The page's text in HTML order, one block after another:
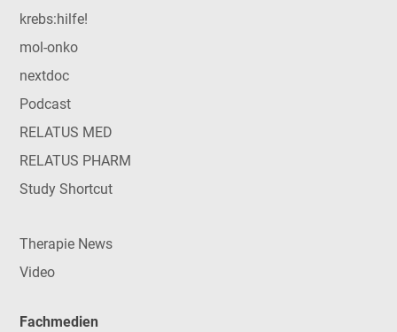
krebs:hilfe!
mol-onko
nextdoc
Podcast
RELATUS MED
RELATUS PHARM
Study Shortcut
Therapie News
Video
Fachmedien